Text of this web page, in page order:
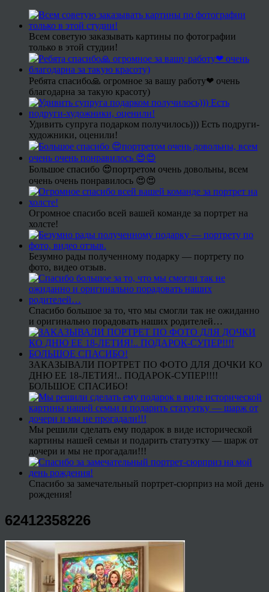
Всем советую заказывать картины по фотографии
только в этой студии!
Ребята спасибо🙏 огромное за вашу работу❤ очень
благодарна за такую красоту)
Удивить супруга подарком получилось))) Есть подруги-
художники, оценили!
Большое спасибо 😍портретом очень довольны, всем
очень очень понравилось 😍😍
Огромное спасибо всей вашей команде за портрет на
холсте!
Безумно рады полученному подарку — портрету по
фото, видео отзыв.
Спасибо большое за то, что мы смогли так не ожиданно
и оригинально порадовать наших родителей…
ЗАКАЗЫВАЛИ ПОРТРЕТ ПО ФОТО ДЛЯ ДОЧКИ КО
ДНЮ ЕЕ 18-ЛЕТИЯ!.. ПОДАРОК-СУПЕР!!!!
БОЛЬШОЕ СПАСИБО!
Мы решили сделать ему подарок в виде исторической
картины нашей семьи и подарить статуэтку — шарж от
дочери и мы не прогадали!!!
Спасибо за замечательный портрет-сюрприз на мой день
рождения!
62412358226